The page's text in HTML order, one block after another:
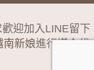
迎加入LINE留下
南新娘進行媒合代